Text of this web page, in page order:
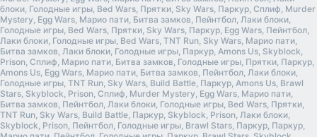
блоки, Голодные игры, Bed Wars, Прятки, Sky Wars, Паркур, Сплиф, Murder
Mystery, Egg Wars, Марио пати, Битва замков, Пейнтбол, Лаки блоки,
Голодные игры, Bed Wars, Прятки, Sky Wars, Паркур, Egg Wars, Пейнтбол,
Лаки блоки, Голодные игры, Bed Wars, TNT Run, Sky Wars, Марио пати,
Битва замков, Лаки блоки, Голодные игры, Паркур, Amons Us, Skyblock,
Prison, Сплиф, Марио пати, Битва замков, Голодные игры, Прятки, Паркур,
Amons Us, Egg Wars, Марио пати, Битва замков, Пейнтбол, Лаки блоки,
Голодные игры, TNT Run, Sky Wars, Build Battle, Паркур, Amons Us, Brawl
Stars, Skyblock, Prison, Сплиф, Murder Mystery, Egg Wars, Марио пати,
Битва замков, Пейнтбол, Лаки блоки, Голодные игры, Bed Wars, Прятки,
TNT Run, Sky Wars, Build Battle, Паркур, Skyblock, Prison, Лаки блоки,
Skyblock, Prison, Пейнтбол, Голодные игры, Brawl Stars, Паркур, Паркур,